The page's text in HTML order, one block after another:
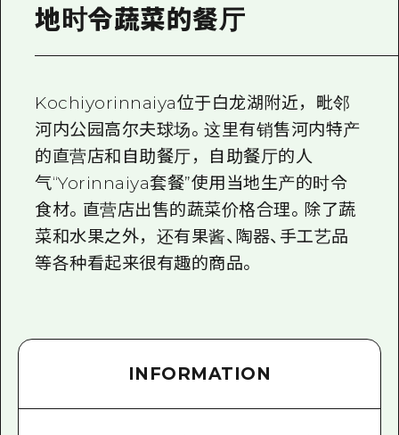
照片下载
地时令蔬菜的餐厅
Kochiyorinnaiya位于白龙湖附近，毗邻
河内公园高尔夫球场。这里有销售河内特产
的直营店和自助餐厅，自助餐厅的人
气“Yorinnaiya套餐”使用当地生产的时令
食材。直营店出售的蔬菜价格合理。除了蔬
菜和水果之外，还有果酱、陶器、手工艺品
等各种看起来很有趣的商品。
INFORMATION